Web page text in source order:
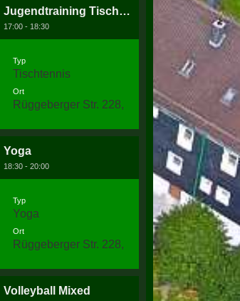
Jugendtraining Tischtennis
17:00 - 18:30
Typ
Tischtennis
Ort
Rüggeberger Str. 228, 58256 Ennepetal
Yoga
18:30 - 20:00
Typ
Yoga
Ort
Rüggeberger Str. 228, 58256 Ennepetal
Volleyball Mixed